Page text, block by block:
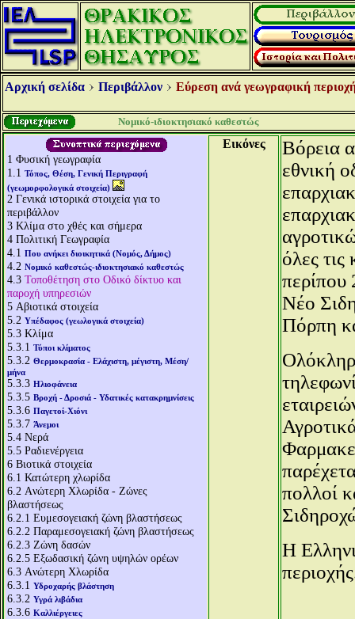
Αρχική σελίδα Περιβάλλον Εύρεση ανά γεωγραφική
Νομικό-ιδιοκτησιακό καθεστώς
1 Φυσική γεωγραφία
1.1 Τόπος, Θέση, Γενική Περιγραφή
(γεωμορφολογικά στοιχεία)
2 Γενικά ιστορικά στοιχεία για το
περιβάλλον
3 Κλίμα στο χθές και σήμερα
4 Πολιτική Γεωγραφία
4.1 Που ανήκει διοικητικά (Νομός, Δήμος)
4.2 Νομικό καθεστώς-ιδιοκτησιακό καθεστώς
4.3 Τοποθέτηση στο Οδικό δίκτυο και
παροχή υπηρεσιών
5 Αβιοτικά στοιχεία
5.2 Υπέδαφος (γεωλογικά στοιχεία)
5.3 Κλίμα
5.3.1 Τύποι κλίματος
5.3.2 Θερμοκρασία - Ελάχιστη, μέγιστη, Μέση/
μήνα
5.3.3 Ηλιοφάνεια
5.3.5 Βροχή - Δροσιά - Υδατικές κατακρημνίσεις
5.3.6 Παγετοί-Χιόνι
5.3.7 Άνεμοι
5.4 Νερά
5.5 Ραδιενέργεια
6 Βιοτικά στοιχεία
6.1 Κατώτερη χλωρίδα
6.2 Aνώτερη Χλωρίδα - Ζώνες
βλαστήσεως
6.2.1 Ευμεσογειακή ζώνη βλαστήσεως
6.2.2 Παραμεσογειακή ζώνη βλαστήσεως
6.2.3 Ζώνη δασών
6.2.5 Εξωδασική ζώνη υψηλών ορέων
6.3 Aνώτερη Χλωρίδα
6.3.1 Υδροχαρής βλάστηση
6.3.2 Υγρά λιβάδια
6.3.6 Καλλιέργειες
Εικόνες
Βόρεια
εθνική
όλες
περίπου
Νέο
Πόρπη
πολλοί
Η